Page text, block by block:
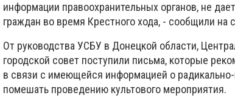
информации правоохранительных органов, не
граждан во время Крестного хода, - сообщили на
От руководства УСБУ в Донецкой области,
городской совет поступили письма, которые
в связи с имеющейся информацией о
помешать проведению культового мероприятия.